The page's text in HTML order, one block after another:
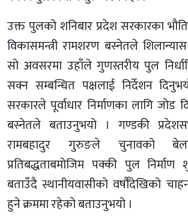
उक्त पुलको शनिबार प्रदेश सरकारका
विकासमन्त्री रामशरण बस्नेतले
सो अवसरमा उहाँले गुणस्तरीय पुल
सक्न सम्बन्धित पक्षलाई निर्देशन
सरकारले पूर्वाधार निर्माणका लागि जोड
बस्नेतले बताउनुभयो । गण्डकी
रामबहादुर गुरुङले चुनावको
प्रतिबद्धताबमोजिम पक्की पुल
बताउँदै स्थानीयवासीको वर्षौँदेखिको
हुने क्रममा रहेको बताउनुभयो ।